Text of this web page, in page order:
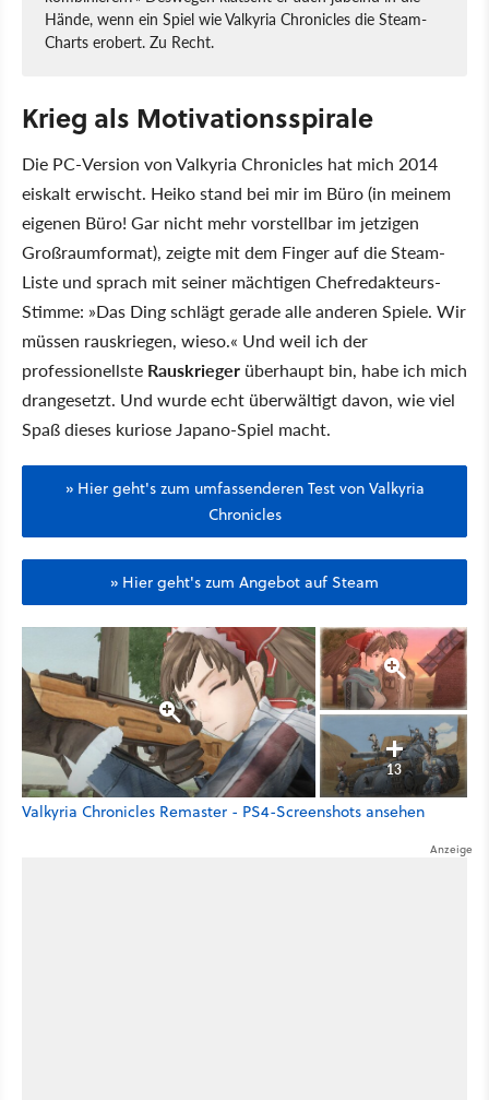
Hände, wenn ein Spiel wie Valkyria Chronicles die Steam-
Charts erobert. Zu Recht.
Krieg als Motivationsspirale
Die PC-Version von Valkyria Chronicles hat mich 2014
eiskalt erwischt. Heiko stand bei mir im Büro (in meinem
eigenen Büro! Gar nicht mehr vorstellbar im jetzigen
Großraumformat), zeigte mit dem Finger auf die Steam-
Liste und sprach mit seiner mächtigen Chefredakteurs-
Stimme: »Das Ding schlägt gerade alle anderen Spiele. Wir
müssen rauskriegen, wieso.« Und weil ich der
professionellste Rauskrieger überhaupt bin, habe ich mich
drangesetzt. Und wurde echt überwältigt davon, wie viel
Spaß dieses kuriose Japano-Spiel macht.
» Hier geht's zum umfassenderen Test von Valkyria
Chronicles
» Hier geht's zum Angebot auf Steam
13
Valkyria Chronicles Remaster - PS4-Screenshots ansehen